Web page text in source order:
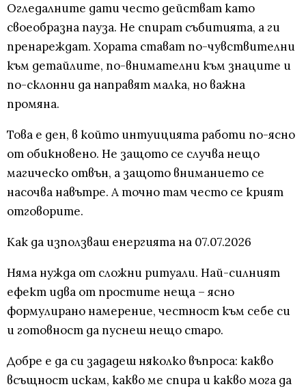
Огледалните дати често действат като
своеобразна пауза. Не спират събитията, а ги
пренареждат. Хората стават по-чувствителни
към детайлите, по-внимателни към знаците и
по-склонни да направят малка, но важна
промяна.
Това е ден, в който интуицията работи по-ясно
от обикновено. Не защото се случва нещо
магическо отвън, а защото вниманието се
насочва навътре. А точно там често се крият
отговорите.
Как да използваш енергията на 07.07.2026
Няма нужда от сложни ритуали. Най-силният
ефект идва от простите неща – ясно
формулирано намерение, честност към себе си
и готовност да пуснеш нещо старо.
Добре е да си зададеш няколко въпроса: какво
всъщност искам, какво ме спира и какво мога да